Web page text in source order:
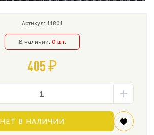
Артикул: 11801
В наличии: 0 шт.
405 ₽
НЕТ В НАЛИЧИИ